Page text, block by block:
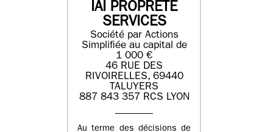
IAI PROPRETE
SERVICES
Société par Actions
Simplifiée au capital de
1 000 €
46 RUE DES
RIVOIRELLES, 69440
TALUYERS
887 843 357 RCS LYON
Au terme des décisions de